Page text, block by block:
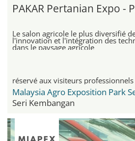
PAKAR Pertanian Expo -
Le salon agricole le plus diversifié
l'innovation et l'intégration des
dans le paysage agricole
réservé aux visiteurs professionnels
Seri Kembangan